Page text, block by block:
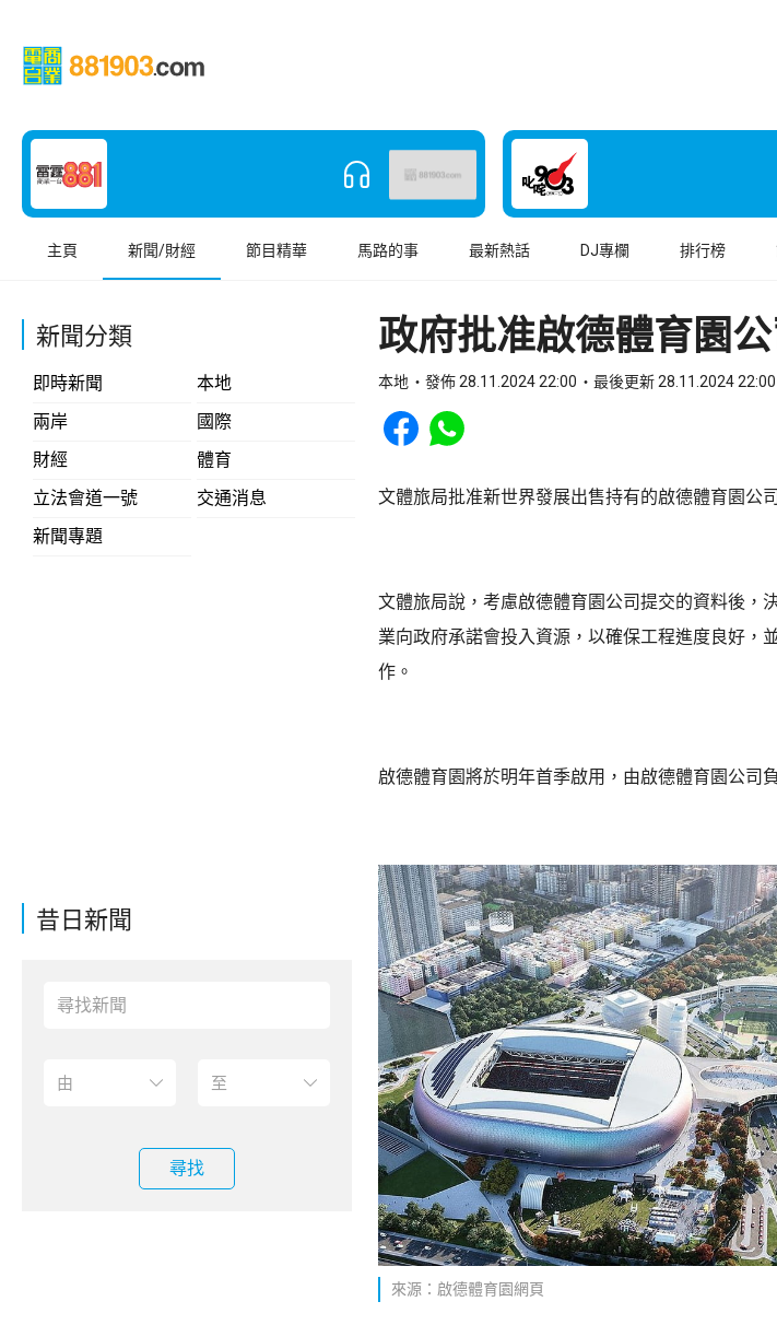
主頁 新聞/財經 節目精華 馬路的事 最新熱話 DJ專欄 排行榜
新聞分類
即時新聞
本地
兩岸
國際
財經
體育
立法會道一號
交通消息
新聞專題
昔日新聞
尋找
政府批准啟德體育園
本地 發佈 28.11.2024 22:00 最後更新 28.11.2024 22:00
Share to Facebook
Share to WhatsApp
文體旅局批准新世界發展出售持有的啟德體育園公
文體旅局說，考慮啟德體育園公司提交的資料後，
業向政府承諾會投入資源，以確保工程進度良好，
作。
啟德體育園將於明年首季啟用，由啟德體育園公司
來源：啟德體育園網頁